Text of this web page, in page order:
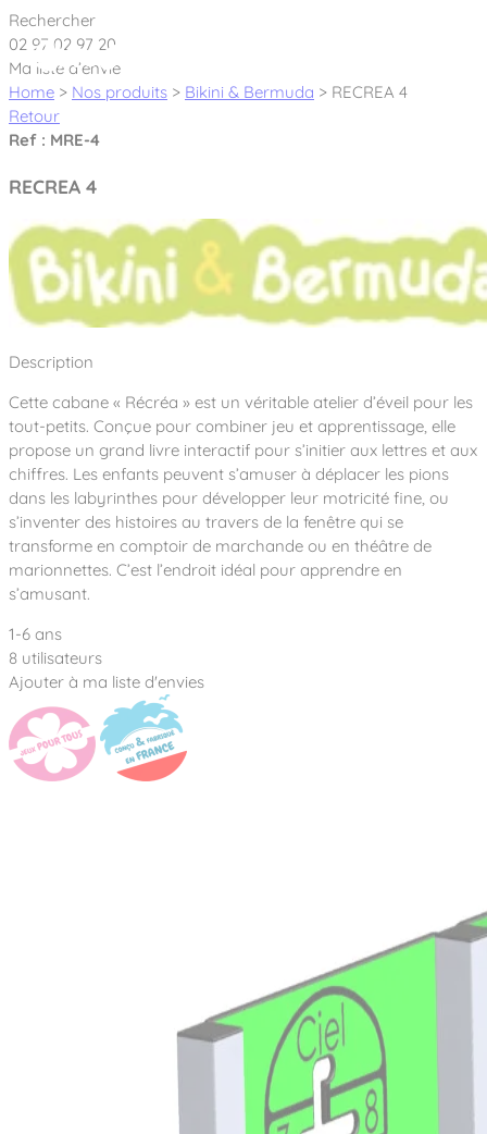
Cookies management panel
Créateur et fabricant d’aires de jeux &
Nos dernières actualités
À propos
Nos engagements
Notre partenariat avec l’association Rêves de clown
Nos Garanties
Notre concept
Notre entreprise
Notre équipe
Nous rejoindre
Aires de jeux Bikini & Bermuda®
Tous nos jeux
Jeux inclusifs
Jeux recyclés
Nos univers
Sport & Fitness Sport&Co®
Agrès fitness
Parcours de santé
Stadium Arena
Street workout
Surfpark
Équipements sportifs
Mobilier & accessoires
Mobilier urbain
Accessoires ludiques
Nos clients
Collectivités
Architectes, Paysagistes-concepteurs
Camping et résidences de vacances
Notre expertise
Des aires intergénérationnelles de
Des aires de jeux pour tous les enfants
L’éco-conception de nos jeux
La végétalisation des cours d’école
Nos matériaux
Réalisations
Contact
Les questions fréquentes
Rechercher
02 97 02 97 20
Ma liste d’envie
Home > Nos produits > Bikini & Bermuda > RECREA 4
Retour
Ref : MRE-4
RECREA 4
Description
Cette cabane « Récréa » est un véritable atelier d’éveil pour les
tout-petits. Conçue pour combiner jeu et apprentissage, elle
propose un grand livre interactif pour s’initier aux lettres et aux
chiffres. Les enfants peuvent s’amuser à déplacer les pions
dans les labyrinthes pour développer leur motricité fine, ou
s’inventer des histoires au travers de la fenêtre qui se
transforme en comptoir de marchande ou en théâtre de
marionnettes. C’est l’endroit idéal pour apprendre en
s’amusant.
1-6 ans
8 utilisateurs
Ajouter à ma liste d'envies